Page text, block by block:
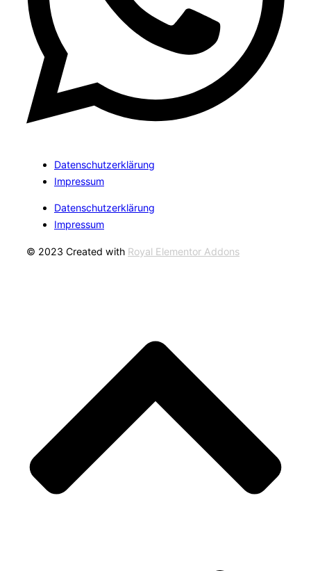
Datenschutzerklärung
Impressum
Datenschutzerklärung
Impressum
© 2023 Created with Royal Elementor Addons